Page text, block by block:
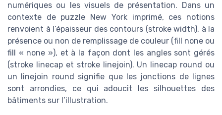
numériques ou les visuels de présentation. Dans un
contexte de puzzle New York imprimé, ces notions
renvoient à l’épaisseur des contours (stroke width), à la
présence ou non de remplissage de couleur (fill none ou
fill « none »), et à la façon dont les angles sont gérés
(stroke linecap et stroke linejoin). Un linecap round ou
un linejoin round signifie que les jonctions de lignes
sont arrondies, ce qui adoucit les silhouettes des
bâtiments sur l’illustration.